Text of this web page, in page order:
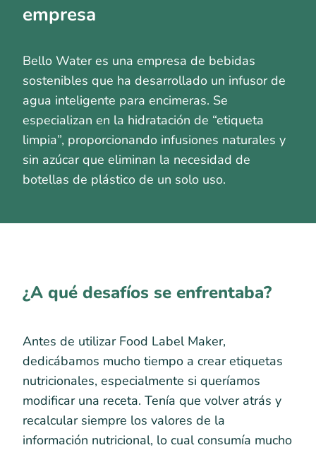
empresa
Bello Water es una empresa de bebidas
sostenibles que ha desarrollado un infusor de
agua inteligente para encimeras. Se
especializan en la hidratación de “etiqueta
limpia”, proporcionando infusiones naturales y
sin azúcar que eliminan la necesidad de
botellas de plástico de un solo uso.
¿A qué desafíos se enfrentaba?
Antes de utilizar Food Label Maker,
dedicábamos mucho tiempo a crear etiquetas
nutricionales, especialmente si queríamos
modificar una receta. Tenía que volver atrás y
recalcular siempre los valores de la
información nutricional, lo cual consumía mucho